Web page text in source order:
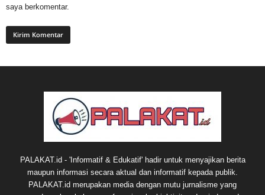
saya berkomentar.
PALAKAT.id - 'Informatif & Edukatif' hadir untuk menyajikan berita
maupun informasi secara aktual dan informatif kepada publik.
PALAKAT.id merupakan media dengan mutu jurnalisme yang